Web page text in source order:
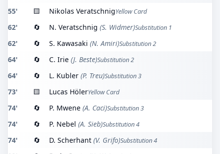
55' 🟨 Nikolas VeratschnigYellow Card
62' 🔄 N. Veratschnig (S. Widmer)Substitution 1
62' 🔄 S. Kawasaki (N. Amiri)Substitution 2
64' 🔄 C. Irie (J. Beste)Substitution 2
64' 🔄 L. Kubler (P. Treu)Substitution 3
73' 🟨 Lucas HölerYellow Card
74' 🔄 P. Mwene (A. Caci)Substitution 3
74' 🔄 P. Nebel (A. Sieb)Substitution 4
74' 🔄 D. Scherhant (V. Grifo)Substitution 4